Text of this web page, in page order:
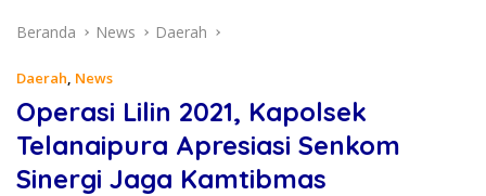
Beranda News Daerah
Daerah, News
Operasi Lilin 2021, Kapolsek
Telanaipura Apresiasi Senkom
Sinergi Jaga Kamtibmas